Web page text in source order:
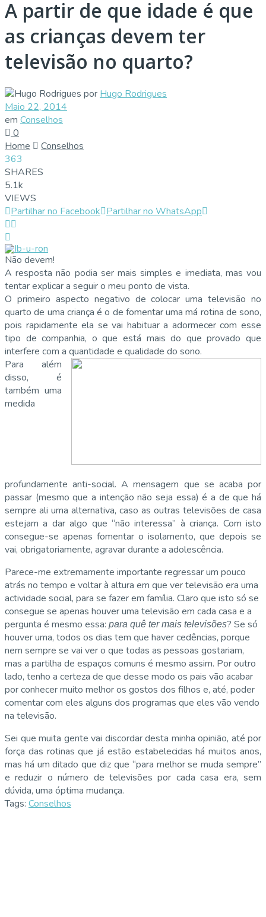
A partir de que idade é que
as crianças devem ter
televisão no quarto?
por Hugo Rodrigues
Maio 22, 2014
em Conselhos
0
Home
Conselhos
363
SHARES
5.1k
VIEWS
Partilhar no Facebook Partilhar no WhatsApp
Não devem!
A resposta não podia ser mais simples e imediata, mas vou
tentar explicar a seguir o meu ponto de vista.
O primeiro aspecto negativo de colocar uma televisão no
quarto de uma criança é o de fomentar uma má rotina de sono,
pois rapidamente ela se vai habituar a adormecer com esse
tipo de companhia, o que está mais do que provado que
interfere com a quantidade e qualidade do sono.
Para além
disso, é
também uma
medida
profundamente anti-social. A mensagem que se acaba por
passar (mesmo que a intenção não seja essa) é a de que há
sempre ali uma alternativa, caso as outras televisões de casa
estejam a dar algo que “não interessa” à criança. Com isto
consegue-se apenas fomentar o isolamento, que depois se
vai, obrigatoriamente, agravar durante a adolescência.
Parece-me extremamente importante regressar um pouco
atrás no tempo e voltar à altura em que ver televisão era uma
actividade social, para se fazer em família. Claro que isto só se
consegue se apenas houver uma televisão em cada casa e a
pergunta é mesmo essa: para quê ter mais televisões? Se só
houver uma, todos os dias tem que haver cedências, porque
nem sempre se vai ver o que todas as pessoas gostariam,
mas a partilha de espaços comuns é mesmo assim. Por outro
lado, tenho a certeza de que desse modo os pais vão acabar
por conhecer muito melhor os gostos dos filhos e, até, poder
comentar com eles alguns dos programas que eles vão vendo
na televisão.
Sei que muita gente vai discordar desta minha opinião, até por
força das rotinas que já estão estabelecidas há muitos anos,
mas há um ditado que diz que “para melhor se muda sempre”
e reduzir o número de televisões por cada casa era, sem
dúvida, uma óptima mudança.
Tags: Conselhos